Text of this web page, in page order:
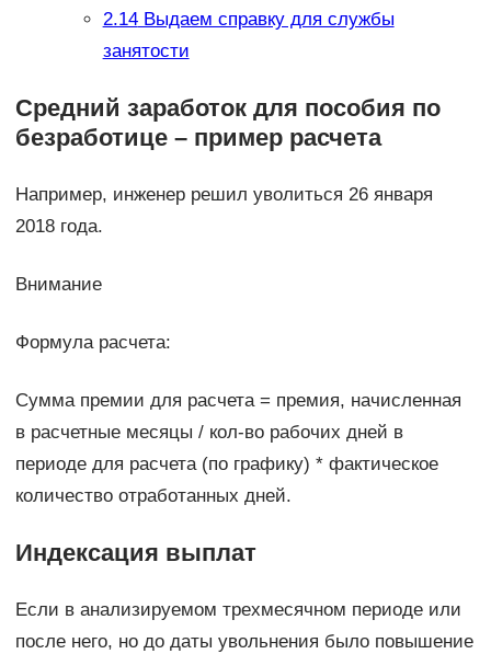
2.14Выдаем справку для службы
занятости
Средний заработок для пособия по
безработице – пример расчета
Например, инженер решил уволиться 26 января
2018 года.
Внимание
Формула расчета:
Сумма премии для расчета = премия, начисленная
в расчетные месяцы / кол-во рабочих дней в
периоде для расчета (по графику) * фактическое
количество отработанных дней.
Индексация выплат
Если в анализируемом трехмесячном периоде или
после него, но до даты увольнения было повышение